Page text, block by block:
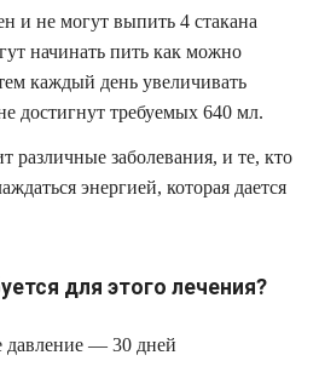
и не могут выпить 4 стакана
начинать пить как можно
каждый день увеличивать
достигнут требуемых 640 мл.
различные заболевания, и те, кто
энергией, которая дается
для этого лечения?
давление — 30 дней